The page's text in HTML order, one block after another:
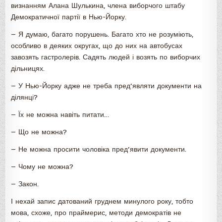
визнанням Алана Шулькина, члена виборчого штабу
Демократичної партії в Нью-Йорку.
— Я думаю, багато порушень. Багато хто не розуміють,
особливо в деяких округах, що до них на автобусах
завозять гастролерів. Садять людей і возять по виборчих
дільницях.
— У Нью-Йорку адже не треба пред’являти документи на
ділянці?
— Їх не можна навіть питати…
— Що не можна?
— Не можна просити чоловіка пред’явити документи.
— Чому не можна?
— Закон.
І нехай запис датований груднем минулого року, тобто
мова, схоже, про праймерис, методи демократів не